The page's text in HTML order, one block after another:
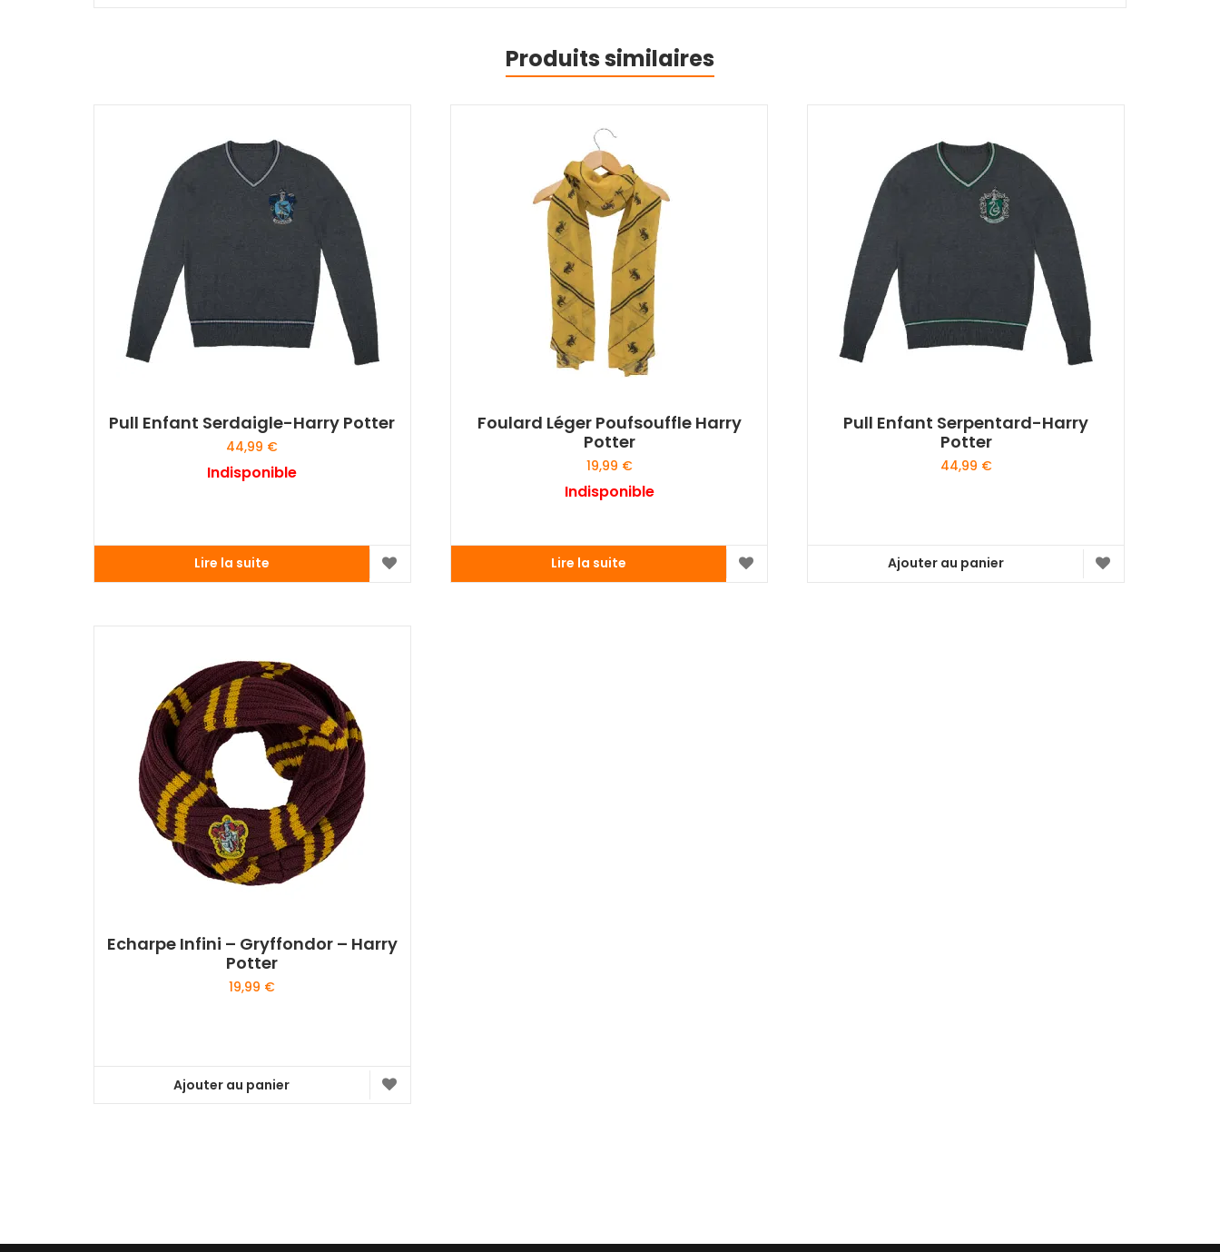
Produits similaires
Pull Enfant Serdaigle-Harry Potter
44,99 €
Indisponible
Lire la suite
Foulard Léger Poufsouffle Harry
Potter
19,99 €
Indisponible
Lire la suite
Pull Enfant Serpentard-Harry
Potter
44,99 €
Ajouter au panier
Echarpe Infini – Gryffondor – Harry
Potter
19,99 €
Ajouter au panier